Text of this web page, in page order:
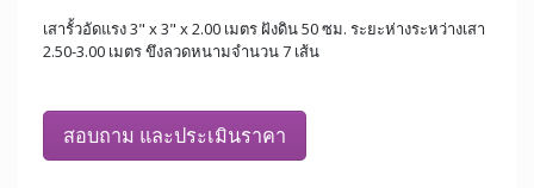
เสารั้วอัดแรง 3" x 3" x 2.00 เมตร ฝังดิน 50 ซม. ระยะห่างระหว่างเสา
2.50-3.00 เมตร ขึงลวดหนามจำนวน 7 เส้น
สอบถาม และประเมินราคา